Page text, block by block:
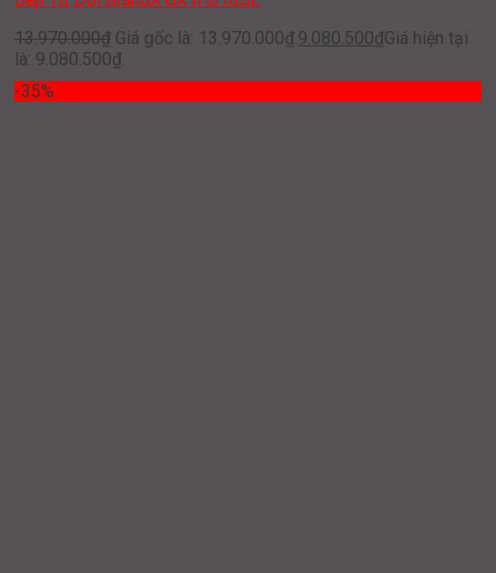
13.970.000₫ Giá gốc là: 13.970.000₫.9.080.500₫Giá hiện tại
là: 9.080.500₫.
-35%